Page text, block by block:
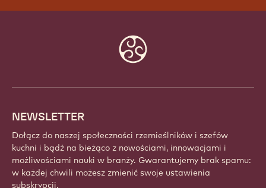
NEWSLETTER
Dołącz do naszej społeczności rzemieślników i szefów
kuchni i bądź na bieżąco z nowościami, innowacjami i
możliwościami nauki w branży. Gwarantujemy brak spamu:
w każdej chwili możesz zmienić swoje ustawienia
subskrypcji.